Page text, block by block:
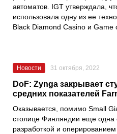
автоматов. IGT утверждала,
использовала одну из ее
Black Diamond Casino и Game
Новости 31 октября, 2022
DoF: Zynga закрывает
средних показателей
Оказывается, помимо Small
столице Финляндии еще одна
разработкой и